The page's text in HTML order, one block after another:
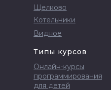
Типы курсов
Онлайн-курсы
программирования
для детей
Щелково
Котельники
Видное